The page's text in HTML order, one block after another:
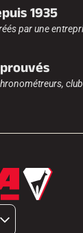
1935
par une